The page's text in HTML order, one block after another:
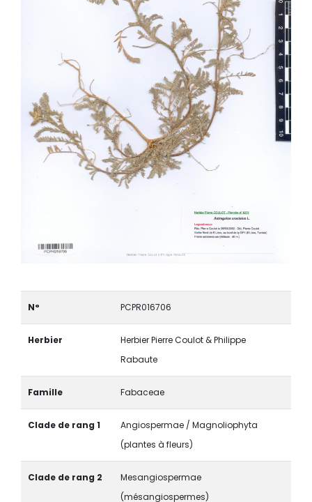
N° PCPR016706
Herbier
Herbier Pierre Coulot & Philippe
Rabaute
Famille Fabaceae
Clade de rang 1
Angiospermae / Magnoliophyta
(plantes à fleurs)
Clade de rang 2
Mesangiospermae
(mésangiospermes)